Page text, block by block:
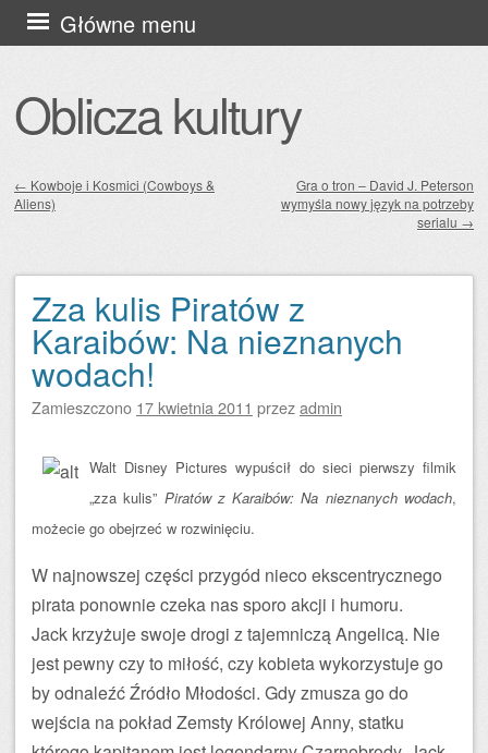
Oblicza kultury
Główne menu
Przejdź
do
Zobacz wpisy
← Kowboje i Kosmici (Cowboys &
Aliens)
Gra o tron – David J. Peterson
wymyśla nowy język na potrzeby
serialu →
Zza kulis Piratów z
Karaibów: Na nieznanych
wodach!
Zamieszczono 17 kwietnia 2011 przezadmin
Walt Disney Pictures wypuścił do sieci pierwszy filmik
„zza kulis” Piratów z Karaibów: Na nieznanych wodach,
możecie go obejrzeć w rozwinięciu.
W najnowszej części przygód nieco ekscentrycznego
pirata ponownie czeka nas sporo akcji i humoru.
Jack krzyżuje swoje drogi z tajemniczą Angelicą. Nie
jest pewny czy to miłość, czy kobieta wykorzystuje go
by odnaleźć Źródło Młodości. Gdy zmusza go do
wejścia na pokład Zemsty Królowej Anny, statku